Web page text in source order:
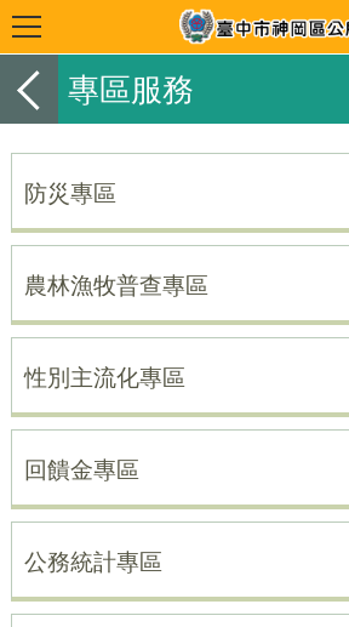
專區服務
防災專區
農林漁牧普查專區
性別主流化專區
回饋金專區
公務統計專區